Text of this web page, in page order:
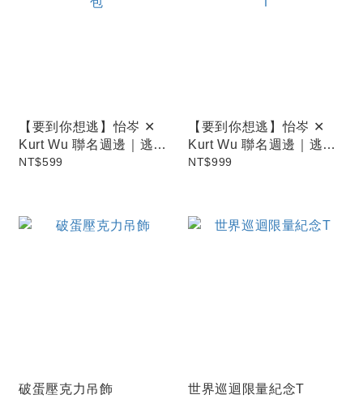
【要到你想逃】怡岑 ✕
Kurt Wu 聯名週邊｜逃生
包
NT$599
【要到你想逃】怡岑 ✕
Kurt Wu 聯名週邊｜逃生
Ｔ
NT$999
破蛋壓克力吊飾 世界巡迴限量紀念T